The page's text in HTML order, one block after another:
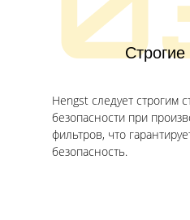
Hengst следует строгим
безопасности при
фильтров, что
безопасность.